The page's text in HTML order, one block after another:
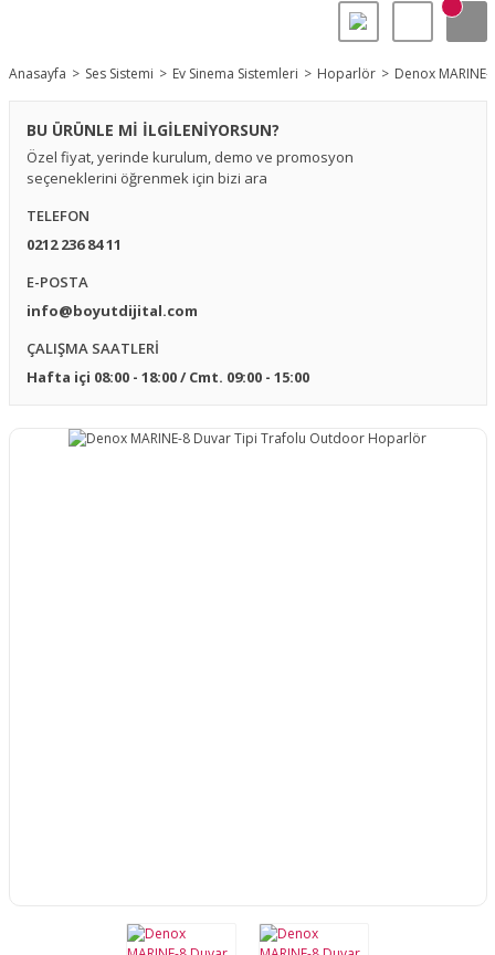
Anasayfa Ses Sistemi Ev Sinema Sistemleri Hoparlör Denox
BU ÜRÜNLE Mİ İLGİLENİYORSUN?
Özel fiyat, yerinde kurulum, demo ve promosyon
seçeneklerini öğrenmek için bizi ara
TELEFON
0212 236 84 11
E-POSTA
info@boyutdijital.com
ÇALIŞMA SAATLERİ
Hafta içi 08:00 - 18:00 / Cmt. 09:00 - 15:00